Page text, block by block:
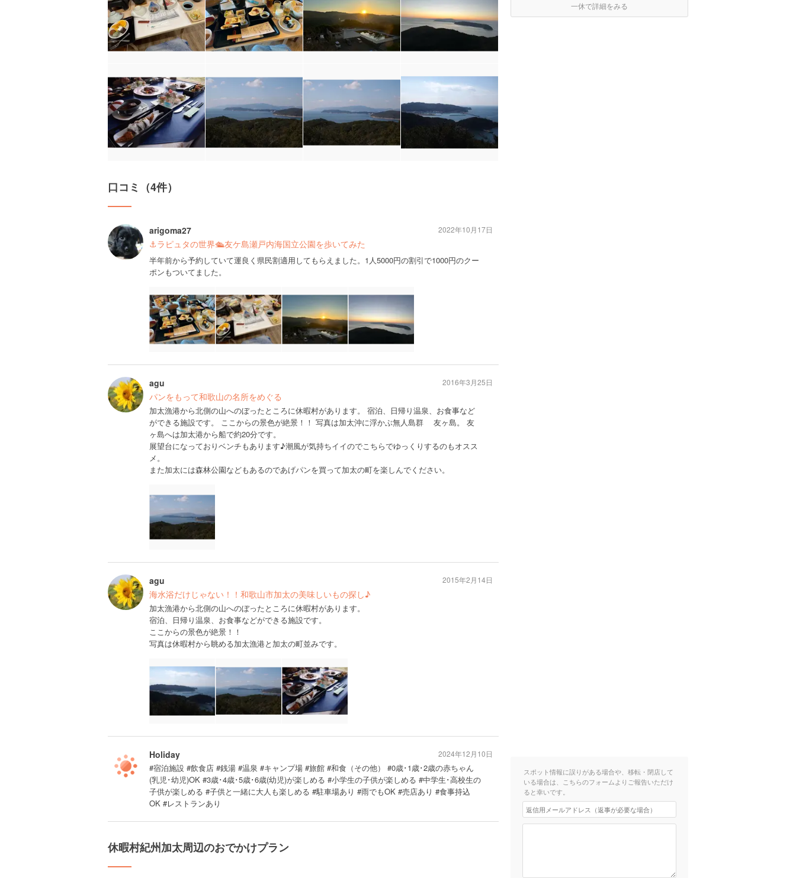
口コミ（4件）
arigoma27
⚓︎ラピュタの世界🛳友ケ島瀬戸内海国立公園を歩いてみた
半年前から予約していて運良く県民割適用してもらえました。1人5000円の割引で1000円のクー
ポンもついてました。
2022年10月17日
agu
パンをもって和歌山の名所をめぐる
加太漁港から北側の山へのぼったところに休暇村があります。 宿泊、日帰り温泉、お食事など
ができる施設です。 ここからの景色が絶景！！ 写真は加太沖に浮かぶ無人島群 友ヶ島。 友
ヶ島へは加太港から船で約20分です。
展望台になっておりベンチもあります♪潮風が気持ちイイのでこちらでゆっくりするのもオスス
メ。
また加太には森林公園などもあるのであげパンを買って加太の町を楽しんでください。
2016年3月25日
agu
海水浴だけじゃない！！和歌山市加太の美味しいもの探し♪
加太漁港から北側の山へのぼったところに休暇村があります。
宿泊、日帰り温泉、お食事などができる施設です。
ここからの景色が絶景！！
写真は休暇村から眺める加太漁港と加太の町並みです。
2015年2月14日
Holiday
#宿泊施設 #飲食店 #銭湯 #温泉 #キャンプ場 #旅館 #和食（その他） #0歳･1歳･2歳の赤ちゃん
(乳児･幼児)OK #3歳･4歳･5歳･6歳(幼児)が楽しめる #小学生の子供が楽しめる #中学生･高校生の
子供が楽しめる #子供と一緒に大人も楽しめる #駐車場あり #雨でもOK #売店あり #食事持込
OK #レストランあり
2024年12月10日
休暇村紀州加太周辺のおでかけプラン
一休で詳細をみる
スポット情報に誤りがある場合や、移転・閉店して
いる場合は、こちらのフォームよりご報告いただけ
ると幸いです。